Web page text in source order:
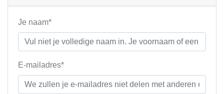
Je naam*
E-mailadres*